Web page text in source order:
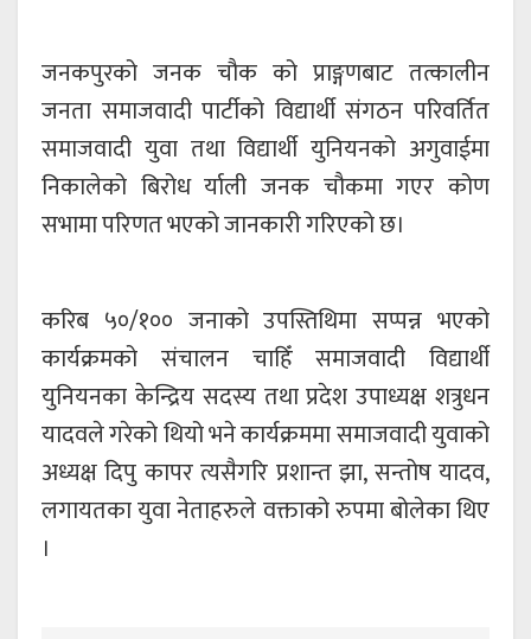
जनकपुरको जनक चौक को प्राङ्गणबाट तत्कालीन
जनता समाजवादी पार्टीको विद्यार्थी संगठन परिवर्तित
समाजवादी युवा तथा विद्यार्थी युनियनको अगुवाईमा
निकालेको बिरोध र्याली जनक चौकमा गएर कोण
सभामा परिणत भएको जानकारी गरिएको छ।
करिब ५०/१०० जनाको उपस्तिथिमा सप्पन्न भएको
कार्यक्रमको संचालन चाहिँ समाजवादी विद्यार्थी
युनियनका केन्द्रिय सदस्य तथा प्रदेश उपाध्यक्ष शत्रुधन
यादवले गरेको थियो भने कार्यक्रममा समाजवादी युवाको
अध्यक्ष दिपु कापर त्यसैगरि प्रशान्त झा, सन्तोष यादव,
लगायतका युवा नेताहरुले वक्ताको रुपमा बोलेका थिए
।